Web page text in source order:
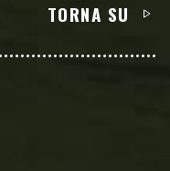
TORNA SU